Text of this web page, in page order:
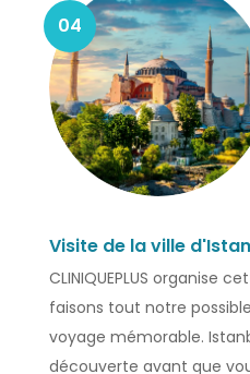
04
Visite de la ville
CLINIQUEPLUS organise
faisons tout notre
voyage mémorable.
découverte avant que